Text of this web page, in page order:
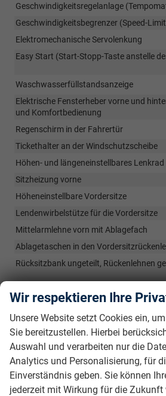
Geschwindigkeitsregelanlage
Geschwindigkeitsbegrenzer (Speed-
Elektromechanische Servolenkung
Easy Start (Start-Stopp-Taste anstelle
Waschwasserfüllstandsanzeige
Elektrische Fensterheber vorne und
und Komfortbedienung
Regenschirm in der Fahrertür
Tickethalter an der Windschutzscheibe
Höhen- und längeneinstellbares Lenkrad
Sitzheizung vorne
Höheneinstellbare Vordersitze
Lendenwirbelstütze für die Vordersitze
Mittelarmlehne vorn mit Ablagefach
Ablagetaschen in den
Rücksitzbank ungeteilt, Rückenlehnen
Netzprogramm und Verzurösen im
2-Speichen Multifunktionslederlenkrad
Schaltwippen)
Handbremshebelgriff in Leder
2-Zonen-Klimaautomatik CLIMATRONIC
Fahrprofilauswahl
Wir respektieren Ihre
Unsere Website setzt Cookies ein,
Sie bereitzustellen. Hierbei
Auswahl und verarbeiten nur die
Analytics und Personalisierung, für
Einverständnis geben. Sie können
jederzeit mit Wirkung für die Zukunft